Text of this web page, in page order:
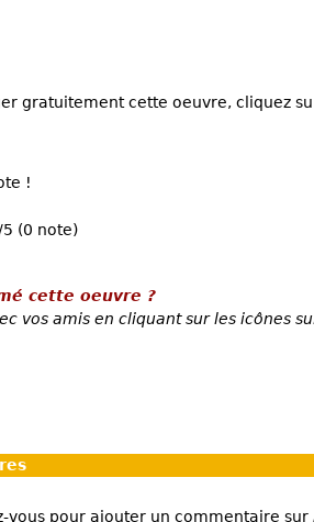
gratuitement cette oeuvre, cliquez
!
(0 note)
cette oeuvre ?
vos amis en cliquant sur les icônes
vous pour ajouter un commentaire sur